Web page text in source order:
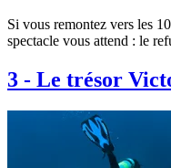
Si vous remontez vers les
spectacle vous attend : le
3 - Le trésor